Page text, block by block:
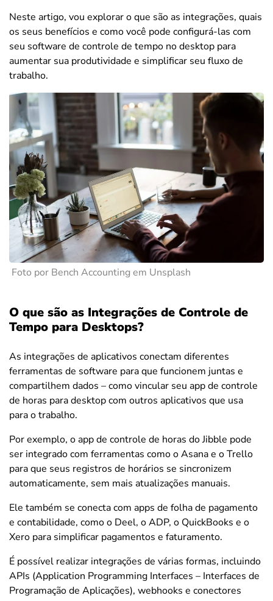
Neste artigo, vou explorar o que são as integrações, quais
os seus benefícios e como você pode configurá-las com
seu software de controle de tempo no desktop para
aumentar sua produtividade e simplificar seu fluxo de
trabalho.
Foto por Bench Accounting em Unsplash
O que são as Integrações de Controle de
Tempo para Desktops?
As integrações de aplicativos conectam diferentes
ferramentas de software para que funcionem juntas e
compartilhem dados – como vincular seu app de controle
de horas para desktop com outros aplicativos que usa
para o trabalho.
Por exemplo, o app de controle de horas do Jibble pode
ser integrado com ferramentas como o Asana e o Trello
para que seus registros de horários se sincronizem
automaticamente, sem mais atualizações manuais.
Ele também se conecta com apps de folha de pagamento
e contabilidade, como o Deel, o ADP, o QuickBooks e o
Xero para simplificar pagamentos e faturamento.
É possível realizar integrações de várias formas, incluindo
APIs (Application Programming Interfaces – Interfaces de
Programação de Aplicações), webhooks e conectores